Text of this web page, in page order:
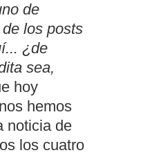
de
los posts
¿de
sea,
hoy
hemos
noticia de
los cuatro